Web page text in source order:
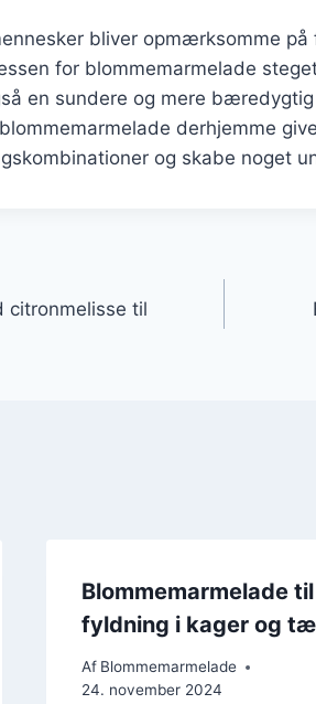
bliver opmærksomme
for blommemarmelade
en sundere og mere
derhjemme
og skabe noget
citronmelisse til
Blommemarmelade til
fyldning i kager og
Af Blommemarmelade
24. november 2024